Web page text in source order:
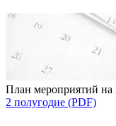
План мероприятий на
2 полугодие (PDF)